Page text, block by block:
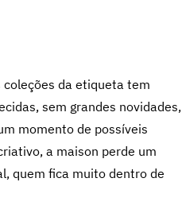
coleções da etiqueta tem
sem grandes novidades,
momento de possíveis
a maison perde um
quem fica muito dentro de